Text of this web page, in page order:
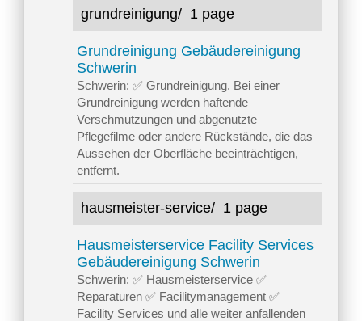
grundreinigung/ 1 page
Grundreinigung Gebäudereinigung
Schwerin
Schwerin: ✅ Grundreinigung. Bei einer
Grundreinigung werden haftende
Verschmutzungen und abgenutzte
Pflegefilme oder andere Rückstände, die das
Aussehen der Oberfläche beeinträchtigen,
entfernt.
hausmeister-service/ 1 page
Hausmeisterservice Facility Services
Gebäudereinigung Schwerin
Schwerin: ✅ Hausmeisterservice ✅
Reparaturen ✅ Facilitymanagement ✅
Facility Services und alle weiter anfallenden